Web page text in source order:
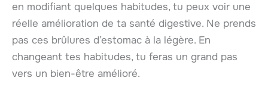
en modifiant quelques habitudes, tu peux voir une
réelle amélioration de ta santé digestive. Ne prends
pas ces brûlures d’estomac à la légère. En
changeant tes habitudes, tu feras un grand pas
vers un bien-être amélioré.